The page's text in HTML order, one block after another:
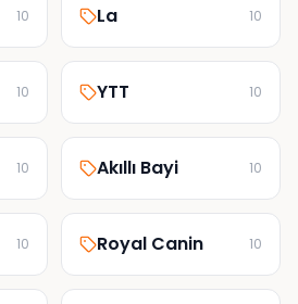
10 La 10
10 YTT 10
10 Akıllı Bayi 10
10 Royal Canin 10